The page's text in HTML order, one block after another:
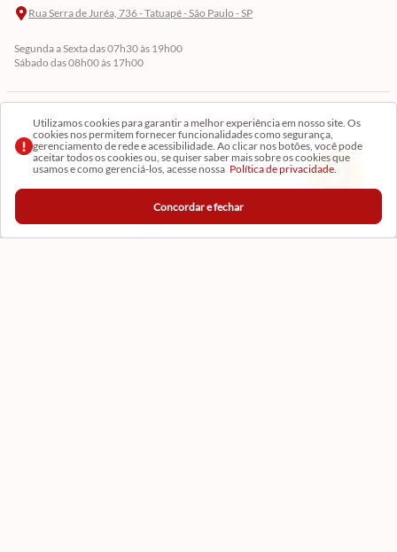
Utilizamos cookies para garantir a melhor experiência em nosso site. Os
cookies nos permitem fornecer funcionalidades como segurança,
gerenciamento de rede e acessibilidade. Ao clicar nos botões, você pode
aceitar todos os cookies ou, se quiser saber mais sobre os cookies que
usamos e como gerenciá-los, acesse nossa Política de privacidade.
Concordar e fechar
Rua Serra de Juréa, 736 - Tatuapé - São Paulo - SP
Segunda a Sexta das 07h30 às 19h00
Sábado das 08h00 às 17h00
Cadastre-se em Nossa Newsletter
Receba as novidades